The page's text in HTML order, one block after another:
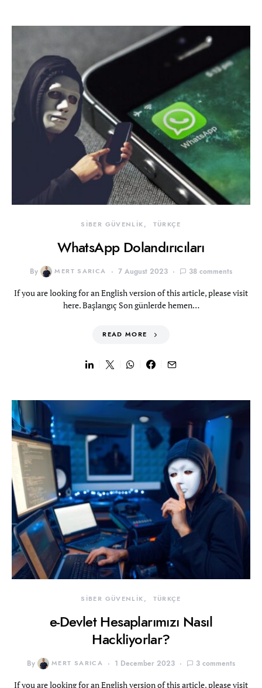
SİBER GÜVENLİK TÜRKÇE
WhatsApp Dolandırıcıları
By MERT SARICA 7 August 2023 38 comments
If you are looking for an English version of this article, please visit
here. Başlangıç Son günlerde hemen…
READ MORE
SİBER GÜVENLİK TÜRKÇE
e-Devlet Hesaplarımızı Nasıl
Hackliyorlar?
By MERT SARICA 1 December 2023 3 comments
If you are looking for an English version of this article, please visit